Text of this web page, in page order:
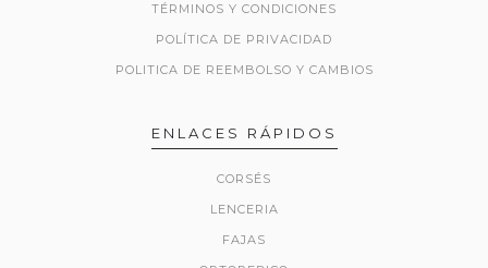
TÉRMINOS Y CONDICIONES
POLÍTICA DE PRIVACIDAD
POLITICA DE REEMBOLSO Y CAMBIOS
ENLACES RÁPIDOS
CORSÉS
LENCERIA
FAJAS